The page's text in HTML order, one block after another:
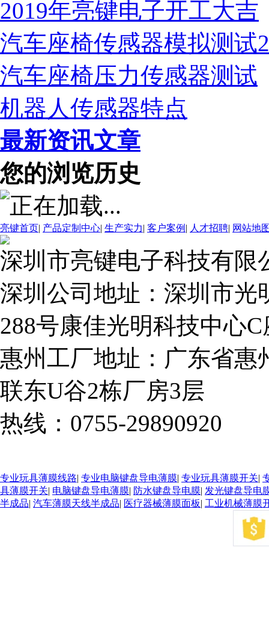
2019年亮键电子开工大吉
汽车座椅传感器模拟测试2
汽车座椅压力传感器测试
机器人传感器特点
最新资讯文章
您的浏览历史
亮键首页| 产品定制中心| 生产实力| 客户案例 | 人才招聘| 网站地
深圳市亮键电子科技有限
深圳公司地址：深圳市光
288号康佳光明科技中心C
惠州工厂地址：广东省惠
联东U谷2栋厂房3层
热线：0755-29890920
专业玩具薄膜线路| 专业电脑键盘导电薄膜| 专业玩具薄膜开关|
具薄膜开关| 电脑键盘导电薄膜| 防水键盘导电膜| 发光键盘导电
半成品| 汽车薄膜天线半成品| 医疗器械薄膜面板| 工业机械薄膜